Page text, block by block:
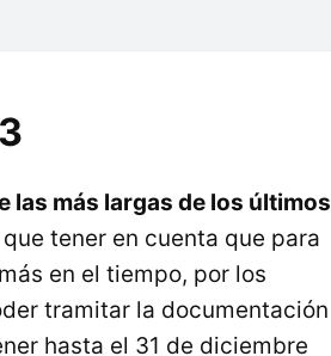
las más largas de los últimos
tener en cuenta que para
en el tiempo, por los
tramitar la documentación
hasta el 31 de diciembre